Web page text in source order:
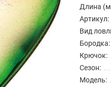
Длина
Артикул:
Вид
Бородка:
Крючок:
Сезон:
Модель: